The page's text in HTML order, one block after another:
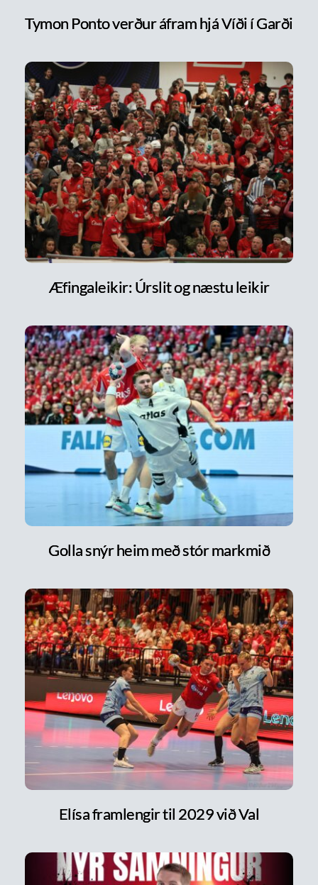
Tymon Ponto verður áfram hjá Víði í Garði
Æfingaleikir: Úrslit og næstu leikir
Golla snýr heim með stór markmið
Elísa framlengir til 2029 við Val